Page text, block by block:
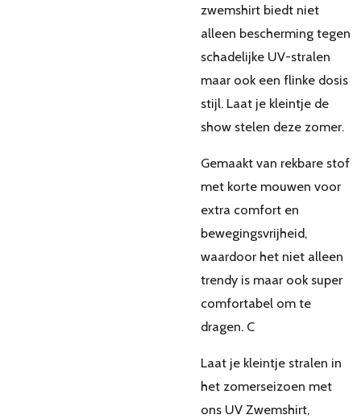
zwemshirt biedt niet
alleen bescherming tegen
schadelijke UV-stralen
maar ook een flinke dosis
stijl. Laat je kleintje de
show stelen deze zomer.
Gemaakt van rekbare stof
met korte mouwen voor
extra comfort en
bewegingsvrijheid,
waardoor het niet alleen
trendy is maar ook super
comfortabel om te
dragen. C
Laat je kleintje stralen in
het zomerseizoen met
ons UV Zwemshirt,